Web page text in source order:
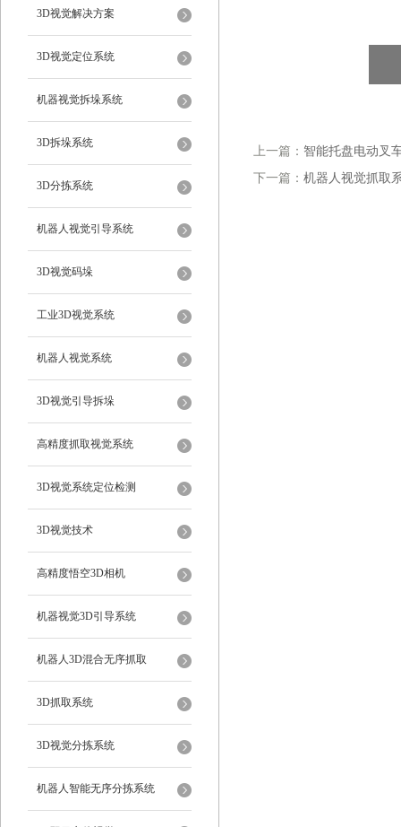
3D视觉解决方案
3D视觉定位系统
机器视觉拆垛系统
3D拆垛系统
3D分拣系统
机器人视觉引导系统
3D视觉码垛
工业3D视觉系统
机器人视觉系统
3D视觉引导拆垛
高精度抓取视觉系统
3D视觉系统定位检测
3D视觉技术
高精度悟空3D相机
机器视觉3D引导系统
机器人3D混合无序抓取
3D抓取系统
3D视觉分拣系统
机器人智能无序分拣系统
上一篇： 智能托盘电动叉
下一篇： 机器人视觉抓取